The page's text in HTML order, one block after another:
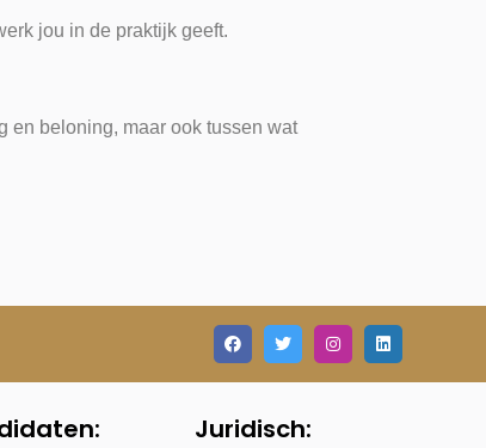
jou in de praktijk geeft.
en beloning, maar ook tussen wat
Juridisch: